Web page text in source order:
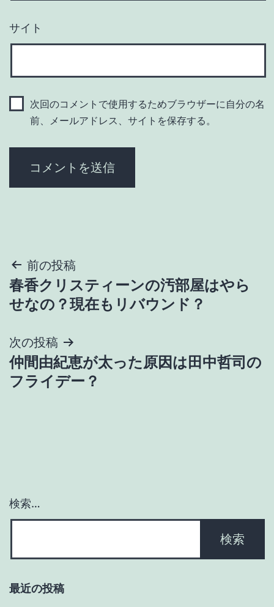
サイト
次回のコメントで使用するためブラウザーに自分の名
前、メールアドレス、サイトを保存する。
投
稿
ビ
ゲ
ン
前の投稿
春香クリスティーンの汚部屋はやら
せなの？現在もリバウンド？
次の投稿
仲間由紀恵が太った原因は田中哲司の
フライデー？
検索…
最近の投稿